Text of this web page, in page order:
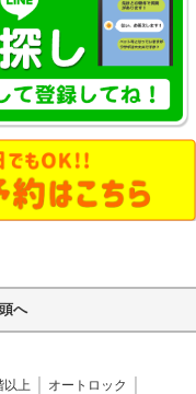
へ
以上
オートロック